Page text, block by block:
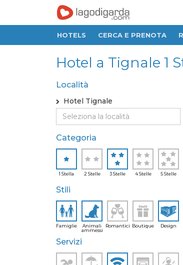
HOTELS CERCA E PRENOTA
Hotel a Tignale 1
Località
Hotel Tignale
Categoria
1 Stella 2 Stelle 3 Stelle 4 Stelle 5 Stelle
Stili
Famiglie
Animali
ammessi
Romantici Boutique Design
Servizi